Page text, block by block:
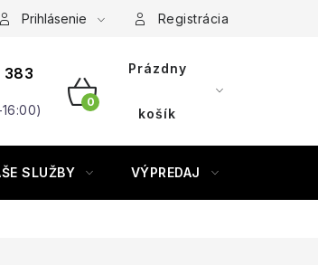
Prihlásenie Registrácia
383
NÁKUPNÝ
Prázdny
košík
SLUŽBY VÝPREDAJ